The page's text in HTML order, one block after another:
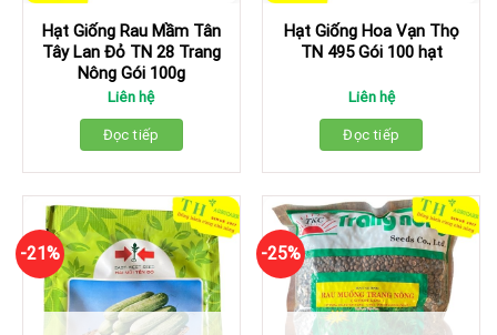
Hạt Giống Rau Mầm Tân
Tây Lan Đỏ TN 28 Trang
Nông Gói 100g
Liên hệ
Đọc tiếp
Hạt Giống Hoa Vạn Thọ
TN 495 Gói 100 hạt
Liên hệ
Đọc tiếp
-21% -25%